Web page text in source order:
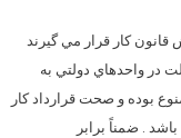
كار قرار مي گيرند
در واحدهاي دولتي به
بوده و صحت قرارداد كار